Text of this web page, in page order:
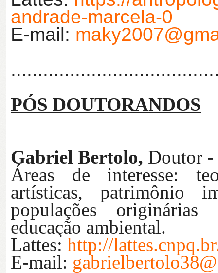
andrade-marcela-0
E-mail:
PÓS DOUTORANDOS
Gabriel Bertolo, Doutor
Áreas de interesse:
artísticas, patrimônio
populações originárias
educação ambiental.
Lattes: http://
E-mail: